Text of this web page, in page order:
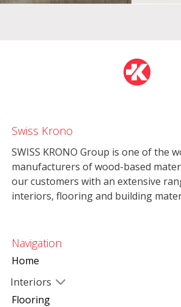
Swiss Krono
SWISS KRONO Group is one of the
manufacturers of wood-based
our customers with an extensive
interiors, flooring and building
Navigation
Home
Interiors
Flooring